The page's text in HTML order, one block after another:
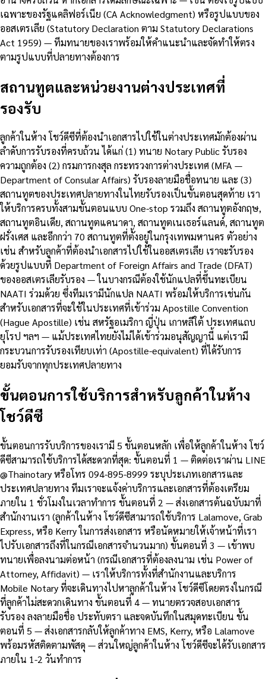
เฉพาะของรัฐแคลิฟอร์เนีย (CA Acknowledgment) หรือรูปแบบของ
ออสเตรเลีย (Statutory Declaration ตาม Statutory Declarations
Act 1959) — ทีมทนายของเราพร้อมให้คำแนะนำและจัดทำให้ตรง
ตามรูปแบบที่ปลายทางต้องการ
สถานทูตและหน่วยงานต่างประเทศที่
รองรับ
ลูกค้าในห้าง โชว์ดีซีที่ต้องนำเอกสารไปใช้ในต่างประเทศมักต้องผ่าน
ลำดับการรับรองที่ครบถ้วน ได้แก่ (1) ทนาย Notary Public รับรอง
ความถูกต้อง (2) กรมการกงสุล กระทรวงการต่างประเทศ (MFA —
Department of Consular Affairs) รับรองลายมือชื่อทนาย และ (3)
สถานทูตของประเทศปลายทางในไทยรับรองเป็นขั้นตอนสุดท้าย เรา
ให้บริการครบทั้งสามขั้นตอนแบบ One-stop รวมถึง สถานทูตอังกฤษ,
สถานทูตอินเดีย, สถานทูตแคนาดา, สถานทูตเนเธอร์แลนด์, สถานทูต
ฝรั่งเศส และอีกกว่า 70 สถานทูตที่ตั้งอยู่ในกรุงเทพมหานคร ตัวอย่าง
เช่น สำหรับลูกค้าที่ต้องนำเอกสารไปใช้ในออสเตรเลีย เราจะรับรอง
ด้วยรูปแบบที่ Department of Foreign Affairs and Trade (DFAT)
ของออสเตรเลียรับรอง — ในบางกรณีต้องใช้นักแปลที่ขึ้นทะเบียน
NAATI ร่วมด้วย ซึ่งทีมเรามีนักแปล NAATI พร้อมให้บริการเช่นกัน
สำหรับเอกสารที่จะใช้ในประเทศที่เข้าร่วม Apostille Convention
(Hague Apostille) เช่น สหรัฐอเมริกา ญี่ปุ่น เกาหลีใต้ ประเทศแถบ
ยุโรป ฯลฯ — แม้ประเทศไทยยังไม่ได้เข้าร่วมอนุสัญญานี้ แต่เรามี
กระบวนการรับรองเทียบเท่า (Apostille-equivalent) ที่ได้รับการ
ยอมรับจากทุกประเทศปลายทาง
ขั้นตอนการใช้บริการสำหรับลูกค้าในห้าง
โชว์ดีซี
ขั้นตอนการรับบริการของเรามี 5 ขั้นตอนหลัก เพื่อให้ลูกค้าในห้าง โชว์
ดีซีสามารถใช้บริการได้สะดวกที่สุด: ขั้นตอนที่ 1 — ติดต่อเราผ่าน LINE
@Thainotary หรือโทร 094-895-8999 ระบุประเภทเอกสารและ
ประเทศปลายทาง ทีมเราจะแจ้งค่าบริการและเอกสารที่ต้องเตรียม
ภายใน 1 ชั่วโมงในเวลาทำการ ขั้นตอนที่ 2 — ส่งเอกสารต้นฉบับมาที่
สำนักงานเรา (ลูกค้าในห้าง โชว์ดีซีสามารถใช้บริการ Lalamove, Grab
Express, หรือ Kerry ในการส่งเอกสาร หรือนัดหมายให้เจ้าหน้าที่เรา
ไปรับเอกสารถึงที่ในกรณีเอกสารจำนวนมาก) ขั้นตอนที่ 3 — เข้าพบ
ทนายเพื่อลงนามต่อหน้า (กรณีเอกสารที่ต้องลงนาม เช่น Power of
Attorney, Affidavit) — เราให้บริการทั้งที่สำนักงานและบริการ
Mobile Notary ที่จะเดินทางไปหาลูกค้าในห้าง โชว์ดีซีโดยตรงในกรณี
ที่ลูกค้าไม่สะดวกเดินทาง ขั้นตอนที่ 4 — ทนายตรวจสอบเอกสาร
รับรอง ลงลายมือชื่อ ประทับตรา และจดบันทึกในสมุดทะเบียน ขั้น
ตอนที่ 5 — ส่งเอกสารกลับให้ลูกค้าทาง EMS, Kerry, หรือ Lalamove
พร้อมรหัสติดตามพัสดุ — ส่วนใหญ่ลูกค้าในห้าง โชว์ดีซีจะได้รับเอกสาร
ภายใน 1-2 วันทำการ